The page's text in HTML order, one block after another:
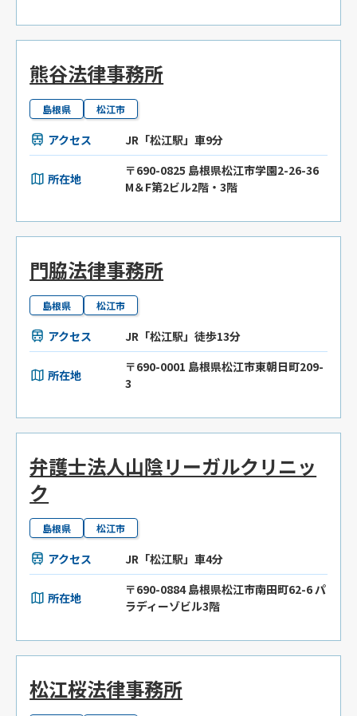
熊谷法律事務所
島根県 松江市
アクセス JR「松江駅」車9分
所在地
〒690-0825 島根県松江市学園2-26-36
M＆F第2ビル2階・3階
門脇法律事務所
島根県 松江市
アクセス JR「松江駅」徒歩13分
所在地
〒690-0001 島根県松江市東朝日町209-
3
弁護士法人山陰リーガルクリニッ
ク
島根県 松江市
アクセス JR「松江駅」車4分
所在地
〒690-0884 島根県松江市南田町62-6 パ
ラディーゾビル3階
松江桜法律事務所